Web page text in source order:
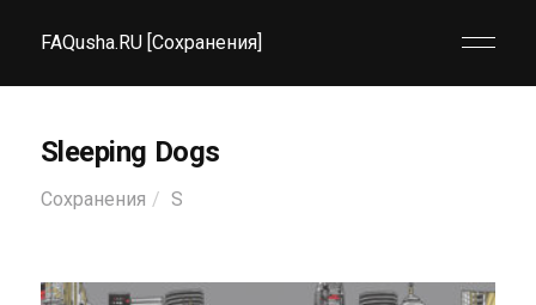
FAQusha.RU [Сохранения]
Sleeping Dogs
Сохранения S